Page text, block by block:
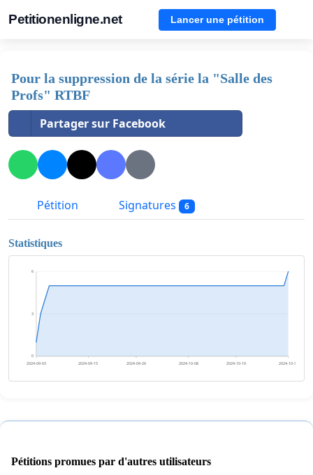
Petitionenligne.net Lancer une pétition
Pour la suppression de la série la "Salle des
Profs" RTBF
Partager sur Facebook
Pétition Signatures 6
Statistiques
0
3
6
2024-09-03 2024-09-15 2024-09-26 2024-10-08 2024-10-19 2024-10-31
Pétitions promues par d'autres utilisateurs